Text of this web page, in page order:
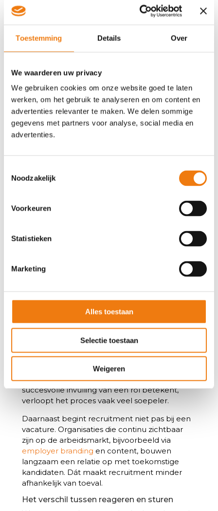
Toestemming Details Over
We waarderen uw privacy
We gebruiken cookies om onze website goed te laten
werken, om het gebruik te analyseren en om content en
advertenties relevanter te maken. We delen sommige
gegevens met partners voor analyse, social media en
advertenties.
Noodzakelijk
Voorkeuren
Statistieken
Marketing
Alles toestaan
Selectie toestaan
Weigeren
Het betekent dat organisaties bewuste keuzes
maken voordat de druk ontstaat.
In plaats van te reageren op vacatures, kijken
organisaties vooruit naar vragen als:
Waar verwachten we groei?
Welke functies zijn structureel lastig te
vervullen?
Waar verwachten we natuurlijk verloop en
wat betekent dat voor onze toekomstige
bezetting?
ontwikkeling van de organisatie.
organisaties vooruitkijken, ontstaat er rust in
minder onder druk genomen en
verwachtingen zijn duidelijker. Dat leidt tot
Van reageren naar sturen
elke vacature hoeft automatisch opnieuw
anders verdeeld kunnen worden of dat een
functie anders ingericht moet worden.
Ook helpt het wanneer verwachtingen vooraf
worden afgestemd. Wanneer directie, HR en
hiring managers samen bepalen wat een
succesvolle invulling van een rol betekent,
verloopt het proces vaak veel soepeler.
Daarnaast begint recruitment niet pas bij een
vacature. Organisaties die continu zichtbaar
zijn op de arbeidsmarkt, bijvoorbeeld via
employer branding en content, bouwen
langzaam een relatie op met toekomstige
kandidaten. Dát maakt recruitment minder
afhankelijk van toeval.
Het verschil tussen reageren en sturen